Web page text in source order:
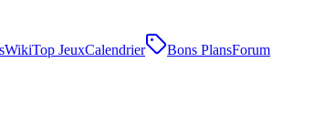
WikiTop JeuxCalendrier Bons PlansForum